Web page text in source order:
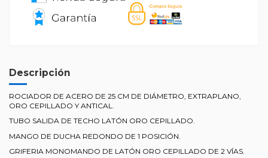
Descripción
ROCIADOR DE ACERO DE 25 CM DE DIÁMETRO, EXTRAPLANO,
ORO CEPILLADO Y ANTICAL.
TUBO SALIDA DE TECHO LATÓN ORO CEPILLADO.
MANGO DE DUCHA REDONDO DE 1 POSICIÓN.
GRIFERIA MONOMANDO DE LATÓN ORO CEPILLADO DE 2 VÍAS.